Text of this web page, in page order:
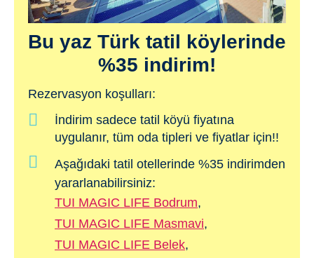
Bu yaz Türk tatil köylerinde
%35 indirim!
Rezervasyon koşulları:
İndirim sadece tatil köyü fiyatına
uygulanır, tüm oda tipleri ve fiyatlar için!!
Aşağıdaki tatil otellerinde %35 indirimden
yararlanabilirsiniz:
TUI MAGIC LIFE Bodrum,
TUI MAGIC LIFE Masmavi,
TUI MAGIC LIFE Belek,